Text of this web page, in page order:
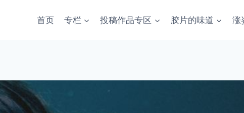
首页 专栏 投稿作品专区 胶片的味道 涨